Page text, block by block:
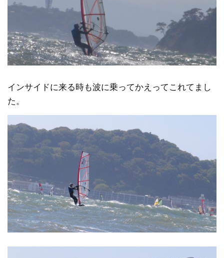
インサイドに来る時も波に乗ってかえってこれてまし
た。